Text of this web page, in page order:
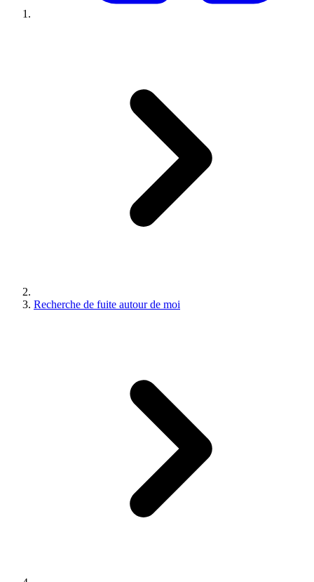
Recherche de fuite autour de moi